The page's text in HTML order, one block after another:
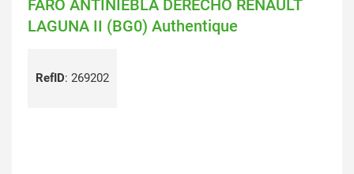
FARO ANTINIEBLA DERECHO RENAULT
LAGUNA II (BG0) Authentique
RefID: 269202